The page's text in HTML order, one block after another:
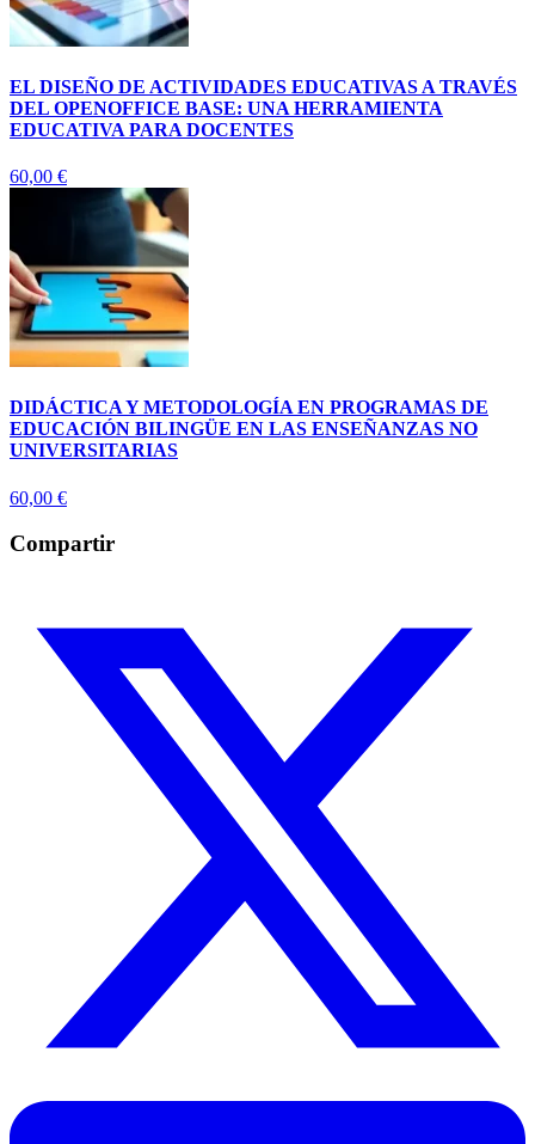
EL DISEÑO DE ACTIVIDADES EDUCATIVAS A TRAVÉS
DEL OPENOFFICE BASE: UNA HERRAMIENTA
EDUCATIVA PARA DOCENTES
60,00 €
DIDÁCTICA Y METODOLOGÍA EN PROGRAMAS DE
EDUCACIÓN BILINGÜE EN LAS ENSEÑANZAS NO
UNIVERSITARIAS
60,00 €
Compartir